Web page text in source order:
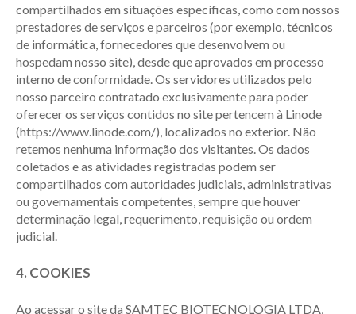
compartilhados em situações específicas, como com nossos
prestadores de serviços e parceiros (por exemplo, técnicos
de informática, fornecedores que desenvolvem ou
hospedam nosso site), desde que aprovados em processo
interno de conformidade.Os servidores utilizados pelo
nosso parceiro contratado exclusivamente para poder
oferecer os serviços contidos no site pertencem à Linode
(https://www.linode.com/), localizados no exterior. Não
retemos nenhuma informação dos visitantes. Os dados
coletados e as atividades registradas podem ser
compartilhados com autoridades judiciais, administrativas
ou governamentais competentes, sempre que houver
determinação legal, requerimento, requisição ou ordem
judicial.
4. COOKIES
Ao acessar o site da SAMTEC BIOTECNOLOGIA LTDA,